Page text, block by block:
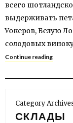
всего
выдерживать
Уокеров, Белую
солодовых
Continue reading
Category
СКЛАДЫ